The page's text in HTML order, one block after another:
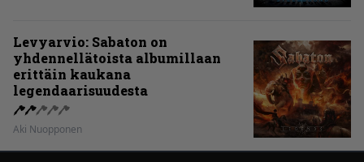
Levyarvio: Sabaton on
yhdennellätoista albumillaan
erittäin kaukana
legendaarisuudesta
Aki Nuopponen